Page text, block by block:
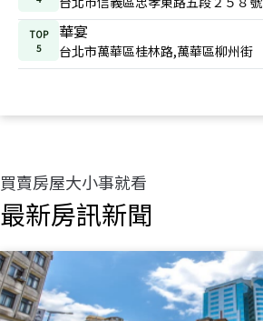
TOP
5
華宴
台北市萬華區桂林路,萬華區柳州街
買賣房屋大小事就看
最新房訊新聞